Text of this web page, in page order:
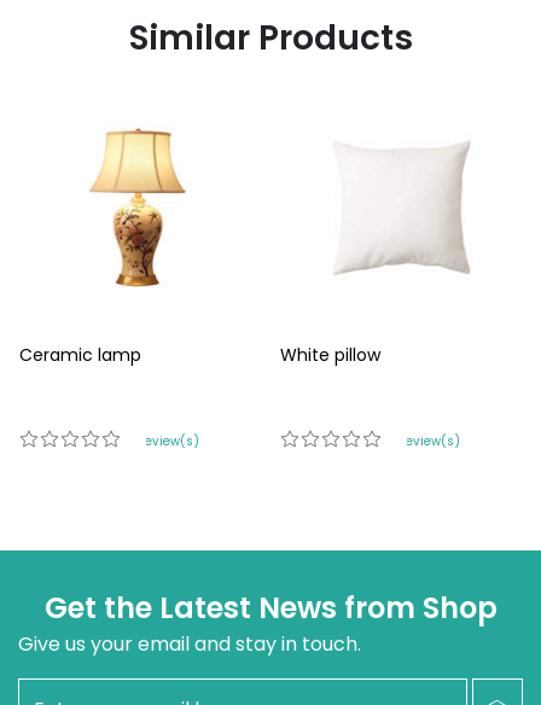
Similar Products
Ceramic lamp
0 review(s)
White pillow
0 review(s)
Get the Latest News from Shop
Give us your email and stay in touch.